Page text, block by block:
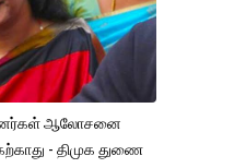
ஆலோசனை
- திமுக துணை